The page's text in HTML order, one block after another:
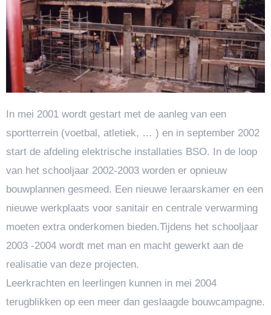
In mei 2001 wordt gestart met de aanleg van een
sportterrein (voetbal, atletiek, … ) en in september 2002
start de afdeling elektrische installaties BSO. In de loop
van het schooljaar 2002-2003 worden er opnieuw
bouwplannen gesmeed. Een nieuwe leraarskamer en een
nieuwe werkplaats voor sanitair en centrale verwarming
moeten extra onderkomen bieden.Tijdens het schooljaar
2003 -2004 wordt met man en macht gewerkt aan de
realisatie van deze projecten.
Leerkrachten en leerlingen kunnen in mei 2004
terugblikken op een meer dan geslaagde bouwcampagne.